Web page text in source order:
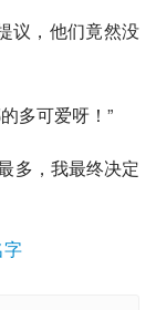
议，他们竟然没
多可爱呀！”
多，我最终决定